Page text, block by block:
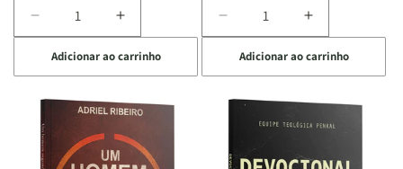
Diminuir
a
quantidade
de
Devocional
40
Dias
Aumentar
a
quantidade
de
Devocional
|
40
Dias
Adicionar ao carrinho
Diminuir
a
quantidade
de
Devocional
Segundo
Aumentar
a
quantidade
de
Devocional
Segundo
Adicionar ao carrinho